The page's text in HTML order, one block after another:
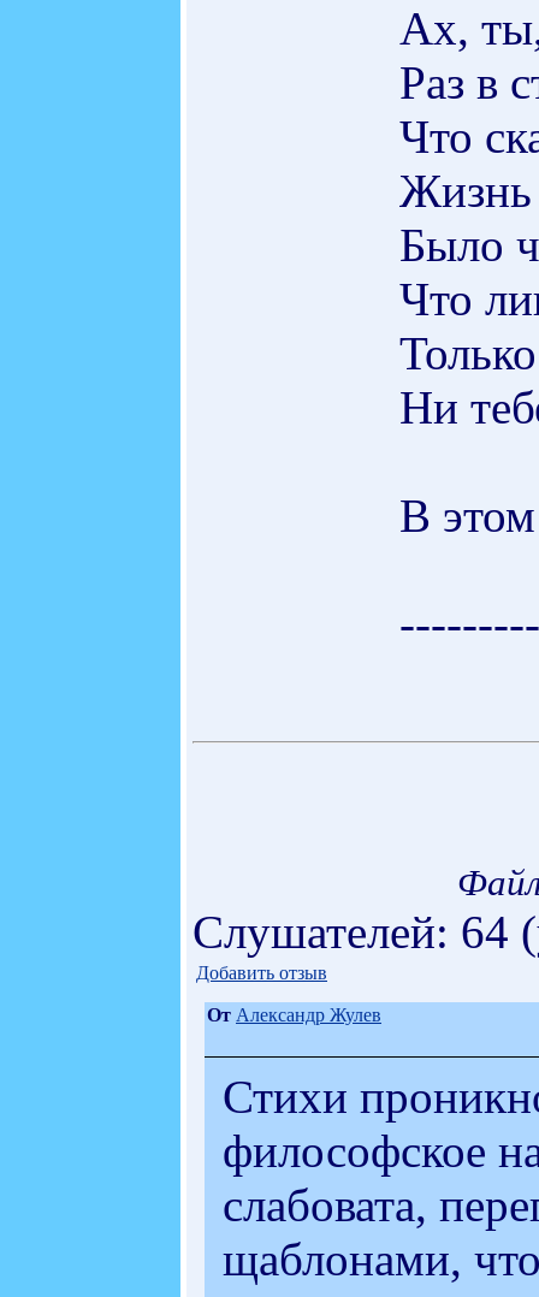
Ах,
Раз в
Что
Жизнь
Было
Что
Ни
В
Слушателей: 64
Добавить отзыв
От Александр Жулев
Стихи
философское
слабовата,
щаблонами,